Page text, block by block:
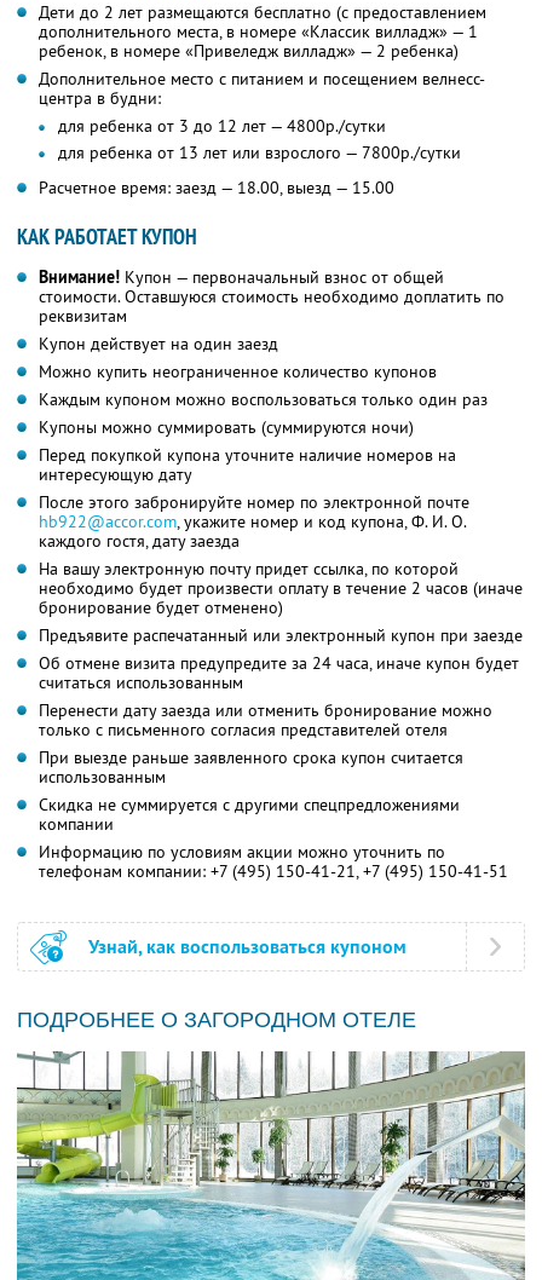
Дети до 2 лет размещаются бесплатно (с предоставлением
дополнительного места, в номере «Классик вилладж» — 1
ребенок, в номере «Привеледж вилладж» — 2 ребенка)
Дополнительное место с питанием и посещением велнесс-
центра в будни:
для ребенка от 3 до 12 лет — 4800р./сутки
для ребенка от 13 лет или взрослого — 7800р./сутки
Расчетное время: заезд — 18.00, выезд — 15.00
КАК РАБОТАЕТ КУПОН
Внимание! Купон — первоначальный взнос от общей
стоимости. Оставшуюся стоимость необходимо доплатить по
реквизитам
Купон действует на один заезд
Можно купить неограниченное количество купонов
Каждым купоном можно воспользоваться только один раз
Купоны можно суммировать (суммируются ночи)
Перед покупкой купона уточните наличие номеров на
интересующую дату
После этого забронируйте номер по электронной почте
hb922@accor.com, укажите номер и код купона,Ф. И. О.
каждого гостя, дату заезда
На вашу электронную почту придет ссылка, по которой
необходимо будет произвести оплату в течение 2 часов (иначе
бронирование будет отменено)
Предъявите распечатанный или электронный купон при заезде
Об отмене визита предупредите за 24 часа, иначе купон будет
считаться использованным
Перенести дату заезда или отменить бронирование можно
только с письменного согласия представителей отеля
При выезде раньше заявленного срока купон считается
использованным
Скидка не суммируется с другими спецпредложениями
компании
Информацию по условиям акции можно уточнить по
телефонам компании: +7 (495) 150-41-21, +7 (495) 150-41-51
Узнай, как воспользоваться купоном
ПОДРОБНЕЕ О ЗАГОРОДНОМ ОТЕЛЕ